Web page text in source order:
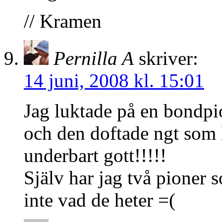
// Kramen
Pernilla A skriver:
14 juni, 2008 kl. 15:01
Jag luktade på en
och den doftade ngt
underbart gott!!!!!
Själv har jag två pioner
inte vad de heter =(